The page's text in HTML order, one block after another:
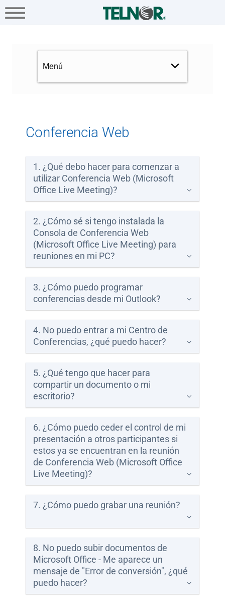
Hogar Empresa
A+
Conectividad
Centros
WiFi
Conferencia Web
1. ¿Qué debo hacer para comenzar a
utilizar Conferencia Web (Microsoft
Office Live Meeting)?
2. ¿Cómo sé si tengo instalada la
Consola de Conferencia Web
(Microsoft Office Live Meeting) para
reuniones en mi PC?
3. ¿Cómo puedo programar
conferencias desde mi Outlook?
4. No puedo entrar a mi Centro de
Conferencias, ¿qué puedo hacer?
5. ¿Qué tengo que hacer para
compartir un documento o mi
escritorio?
6. ¿Cómo puedo ceder el control de mi
presentación a otros participantes si
estos ya se encuentran en la reunión
de Conferencia Web (Microsoft Office
Live Meeting)?
7. ¿Cómo puedo grabar una reunión?
8. No puedo subir documentos de
Microsoft Office - Me aparece un
mensaje de "Error de conversión", ¿qué
puedo hacer?